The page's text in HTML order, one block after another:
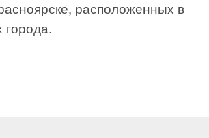
расположенных в
города.